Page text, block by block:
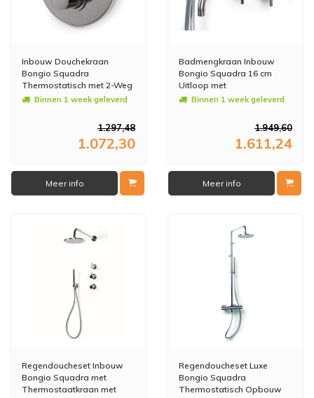
Inbouw Douchekraan
Bongio Squadra
Thermostatisch met 2-Weg
Mechanisch Omstel Chroom
Binnen 1 week geleverd
1.297,48
1.072,30
Meer info
Badmengkraan Inbouw
Bongio Squadra 16 cm
Uitloop met
Handdoucheset en 2-Weg
Binnen 1 week geleverd
1.949,60
1.611,24
Meer info
Regendoucheset Inbouw
Bongio Squadra met
Thermostaatkraan met
Regendoucheset Luxe
Bongio Squadra
Thermostatisch Opbouw